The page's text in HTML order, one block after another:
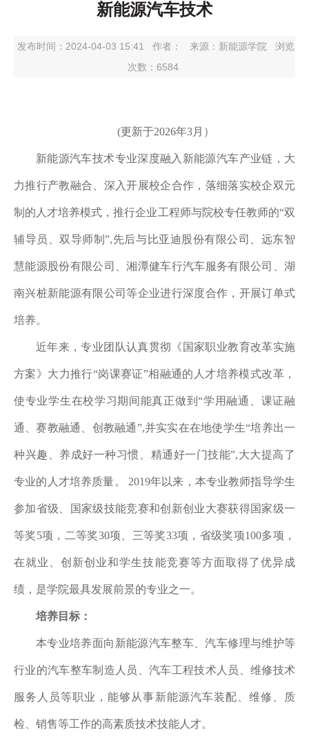
新能源汽车技术
发布时间：2024-04-03 15:41 作者： 来源：新能源学院
浏览
次数： 6584
(更新于2026年3月）
新能源汽车技术专业深度融入新能源汽车产业链，大
力推行产教融合、深入开展校企合作，落细落实校企双元
制的人才培养模式，推行企业工程师与院校专任教师的“双
辅导员、双导师制”,先后与比亚迪股份有限公司、远东智
慧能源股份有限公司、湘潭健车行汽车服务有限公司、湖
南兴桩新能源有限公司等企业进行深度合作，开展订单式
培养。
近年来，专业团队认真贯彻《国家职业教育改革实施
方案》大力推行“岗课赛证”相融通的人才培养模式改革，
使专业学生在校学习期间能真正做到“学用融通、课证融
通、赛教融通、创教融通”,并实实在在地使学生“培养出一
种兴趣、养成好一种习惯、精通好一门技能”,大大提高了
专业的人才培养质量。 2019年以来，本专业教师指导学生
参加省级、国家级技能竞赛和创新创业大赛获得国家级一
等奖5项，二等奖30项、三等奖33项，省级奖项100多项，
在就业、创新创业和学生技能竞赛等方面取得了优异成
绩，是学院最具发展前景的专业之一。
培养目标：
本专业培养面向新能源汽车整车、汽车修理与维护等
行业的汽车整车制造人员、汽车工程技术人员、维修技术
服务人员等职业，能够从事新能源汽车装配、维修、质
检、销售等工作的高素质技术技能人才。